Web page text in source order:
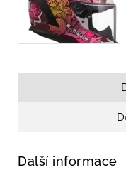
Další informace